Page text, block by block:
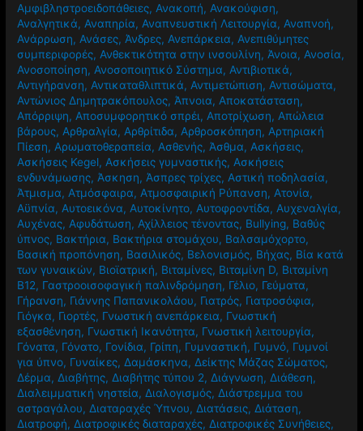
Αμφιβληστροειδοπάθειες, Ανακοπή, Ανακούφιση,
Αναλγητικά, Αναπηρία, Αναπνευστική Λειτουργία, Αναπνοή,
Ανάρρωση, Ανάσες, Άνδρες, Ανεπάρκεια, Ανεπιθύμητες
συμπεριφορές, Ανθεκτικότητα στην ινσουλίνη, Άνοια, Ανοσία,
Ανοσοποίηση, Ανοσοποιητικό Σύστημα, Αντιβιοτικά,
Αντιγήρανση, Αντικαταθλιπτικά, Αντιμετώπιση, Αντισώματα,
Αντώνιος Δημητρακόπουλος, Άπνοια, Αποκατάσταση,
Απόρριψη, Αποσυμφορητικό σπρέι, Αποτρίχωση, Απώλεια
βάρους, Αρθραλγία, Αρθρίτιδα, Αρθροσκόπηση, Αρτηριακή
Πίεση, Αρωματοθεραπεία, Ασθενής, Άσθμα, Ασκήσεις,
Ασκήσεις Kegel, Ασκήσεις γυμναστικής, Ασκήσεις
ενδυνάμωσης, Άσκηση, Άσπρες τρίχες, Αστική ποδηλασία,
Άτμισμα, Ατμόσφαιρα, Ατμοσφαιρική Ρύπανση, Ατονία,
Αϋπνία, Αυτοεικόνα, Αυτοκίνητο, Αυτοφροντίδα, Αυχεναλγία,
Αυχένας, Αφυδάτωση, Αχίλλειος τένοντας, Βullying, Βαθύς
ύπνος, Βακτήρια, Βακτήρια στομάχου, Βαλσαμόχορτο,
Βασική προπόνηση, Βασιλικός, Βελονισμός, Βήχας, Βία κατά
των γυναικών, Βιοϊατρική, Βιταμίνες, Βιταμίνη D, Βιταμίνη
Β12, Γαστροοισοφαγική παλινδρόμηση, Γέλιο, Γεύματα,
Γήρανση, Γιάννης Παπανικολάου, Γιατρός, Γιατροσόφια,
Γιόγκα, Γιορτές, Γνωστική ανεπάρκεια, Γνωστική
εξασθένηση, Γνωστική Ικανότητα, Γνωστική λειτουργία,
Γόνατα, Γόνατο, Γονίδια, Γρίπη, Γυμναστική, Γυμνό, Γυμνοί
για ύπνο, Γυναίκες, Δαμάσκηνα, Δείκτης Μάζας Σώματος,
Δέρμα, Διαβήτης, Διαβήτης τύπου 2, Διάγνωση, Διάθεση,
Διαλειμματική νηστεία, Διαλογισμός, Διάστρεμμα του
αστραγάλου, Διαταραχές Ύπνου, Διατάσεις, Διάταση,
Διατροφή, Διατροφικές διαταραχές, Διατροφικές Συνήθειες,